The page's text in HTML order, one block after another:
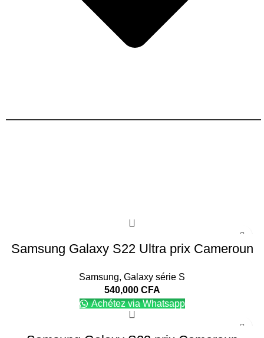
Samsung Galaxy S22 Ultra prix Cameroun
Samsung, Galaxy série S
540,000 CFA
Achétez via Whatsapp